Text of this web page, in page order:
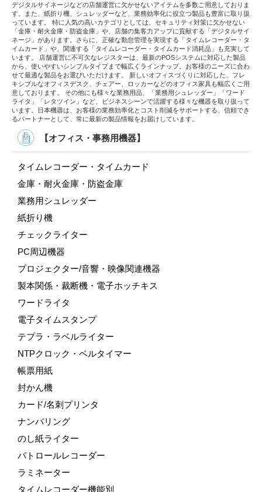
デジタルサイネージなどの店舗運営に欠かせないアイテムを多数ご用意しておりま
す。また、紙折り機、シュレッダーなど、業務効率化に役立つ製品も豊富に取り扱
っています。 特に人気の高いカテゴリとしては、セキュリティ対策に欠かせない
「金庫・耐火金庫・防盗金庫」や、店舗の集客力アップに貢献する「デジタルサイ
ネージ」があります。さらに、正確な勤怠管理を実現する「タイムレコーダー・タ
イムカード」や、関連する「タイムレコーダー・タイムカード消耗品」も充実して
います。 店舗運営に不可欠なレジスターは、最新のPOSシステムに対応した製品
から、使いやすいシンプルタイプまで幅広くラインナップ。お客様のニーズに合わ
せて最適な製品をお選びいただけます。 新しいオフィスづくりに対応した、フレ
キシブルなオフィスデスク、チェアー、ロッカーなどのオフィス家具も幅広くご用
意しております。 その他にも様々な業務用品、「業務用シュレッダー」「ワード
ライタ」「レタツイン」など、ビジネスシーンで活躍する様々な機器を取り扱って
います。日本機器は、お客様の業務効率化とコスト削減をサポートする、信頼でき
るパートナーとして、常に最新の製品情報をお届けしています。
【オフィス・事務用機器】
タイムレコーダー・タイムカード
金庫・耐火金庫・防盗金庫
業務用シュレッダー
紙折り機
チェックライター
PC周辺機器
プロジェクター/音響・映像関連機器
製本関係・裁断機・電子ホッチキス
ワードライタ
電子タイムスタンプ
テプラ・ラベルライター
NTPクロック・ベルタイマー
帳票用紙
封かん機
カード/名刺プリンタ
ナンバリング
のし紙ライター
パトロールレコーダー
ラミネーター
タイムレコーダー機能別